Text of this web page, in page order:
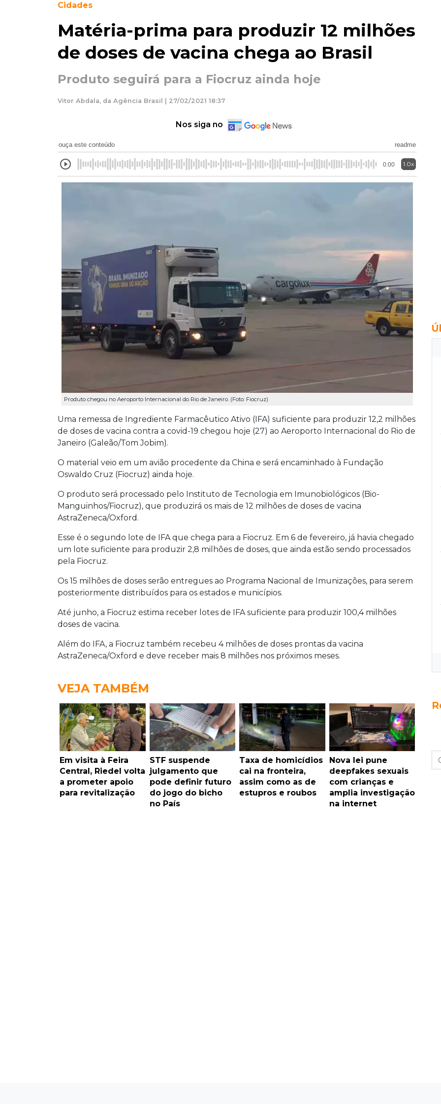
Cidades
Matéria-prima para produzir 12 milhões
de doses de vacina chega ao Brasil
Produto seguirá para a Fiocruz ainda hoje
Vitor Abdala, da Agência Brasil | 27/02/2021 18:37
Nos siga no
ouça este conteúdo readme
0:00 1.0x
Produto chegou no Aeroporto Internacional do Rio de Janeiro. (Foto: Fiocruz)
Uma remessa de Ingrediente Farmacêutico Ativo (IFA) suficiente para produzir 12,2 milhões
de doses de vacina contra a covid-19 chegou hoje (27) ao Aeroporto Internacional do Rio de
Janeiro (Galeão/Tom Jobim).
O material veio em um avião procedente da China e será encaminhado à Fundação
Oswaldo Cruz (Fiocruz) ainda hoje.
O produto será processado pelo Instituto de Tecnologia em Imunobiológicos (Bio-
Manguinhos/Fiocruz), que produzirá os mais de 12 milhões de doses de vacina
AstraZeneca/Oxford.
Esse é o segundo lote de IFA que chega para a Fiocruz. Em 6 de fevereiro, já havia chegado
um lote suficiente para produzir 2,8 milhões de doses, que ainda estão sendo processados
pela Fiocruz.
Os 15 milhões de doses serão entregues ao Programa Nacional de Imunizações, para serem
posteriormente distribuídos para os estados e municípios.
Até junho, a Fiocruz estima receber lotes de IFA suficiente para produzir 100,4 milhões
doses de vacina.
Além do IFA, a Fiocruz também recebeu 4 milhões de doses prontas da vacina
AstraZeneca/Oxford e deve receber mais 8 milhões nos próximos meses.
VEJA TAMBÉM
Em visita à Feira
Central, Riedel volta
a prometer apoio
para revitalização
STF suspende
julgamento que
pode definir futuro
do jogo do bicho
no País
Taxa de homicídios
cai na fronteira,
assim como as de
estupros e roubos
Nova lei pune
deepfakes sexuais
com crianças e
amplia investigação
na internet